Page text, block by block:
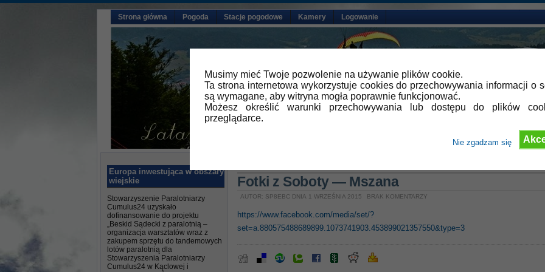
Musimy mieć Twoje pozwolenie na używanie plików cookie.
Ta strona internetowa wykorzystuje cookies do przechowywania informacji o
są wymagane, aby witryna mogła poprawnie funkcjonować.
Możesz określić warunki przechowywania lub dostępu do plików
przeglądarce.
Nie zgadzam się
Strona główna Pogoda Stacje pogodowe Kamery Logowanie
Europa inwestująca w obszary
wiejskie
Stowarzyszenie Paralotniarzy
Cumulus24 uzyskało
dofinansowanie do projektu
„Beskid Sądecki z paralotnią –
organizacja warsztatów wraz z
zakupem sprzętu do tandemowych
lotów paralotnią dla
Stowarzyszenia Paralotniarzy
Cumulus24 w Kąclowej i
Fotki z Soboty — Mszana
AUTOR: SP8EBC DNIA 1 WRZEŚNIA 2015 BRAK KOMENTARZY
https://www.facebook.com/media/set/?
set=a.880575488689899.1073741903.453899021357550&type=3